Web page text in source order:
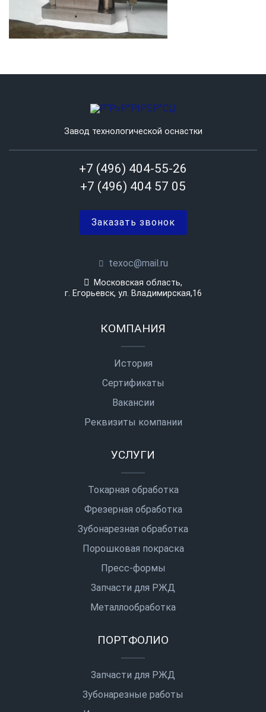
Завод технологической оснастки
+7 (496) 404-55-26
+7 (496) 404 57 05
Заказать звонок
texoc@mail.ru
Московская область,
г. Егорьевск, ул. Владимирская,16
КОМПАНИЯ
История
Сертификаты
Вакансии
Реквизиты компании
УСЛУГИ
Токарная обработка
Фрезерная обработка
Зубонарезная обработка
Порошковая покраска
Пресс-формы
Запчасти для РЖД
Металлообработка
ПОРТФОЛИО
Запчасти для РЖД
Зубонарезные работы